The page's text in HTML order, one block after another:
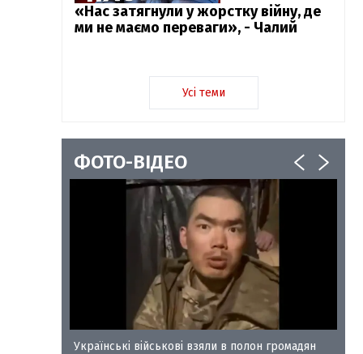
«Нас затягнули у жорстку війну, де
ми не маємо переваги», - Чалий
Усі теми
ФОТО-ВІДЕО
Українські військові взяли в полон громадян